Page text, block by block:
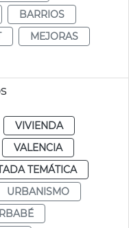
BARRIOS
MEJORAS
VIVIENDA
VALENCIA
TEMÁTICA
URBANISMO